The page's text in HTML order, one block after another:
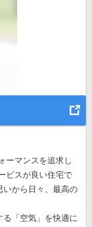
ーマンスを追求し
ビスが良い住宅で
いから日々、最高の
「空気」を快適に